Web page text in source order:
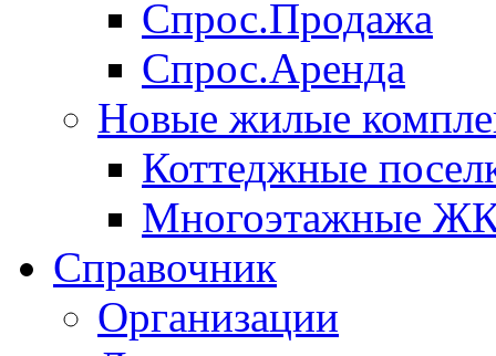
Спрос.Продажа
Спрос.Аренда
Новые жилые
Коттеджные
Многоэтажные
Справочник
Организации